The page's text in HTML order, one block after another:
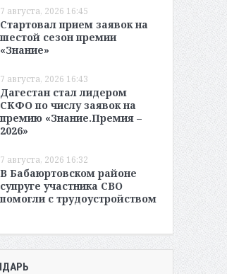
7 августа, 2026 16:45
Стартовал прием заявок на
шестой сезон премии
«Знание»
7 августа, 2026 16:43
Дагестан стал лидером
СКФО по числу заявок на
премию «Знание.Премия –
2026»
7 августа, 2026 16:32
В Бабаюртовском районе
супруге участника СВО
помогли с трудоустройством